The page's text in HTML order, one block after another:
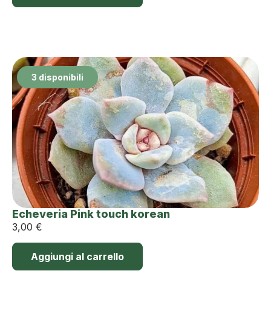
3 disponibili
Echeveria Pink touch korean
3,00 €
Aggiungi al carrello